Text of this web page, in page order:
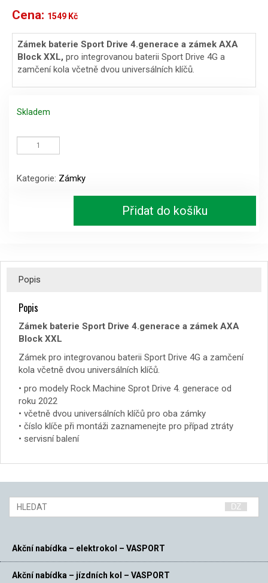
Cena: 1549 Kč
Zámek baterie Sport Drive 4.generace a zámek AXA
Block XXL, pro integrovanou baterii Sport Drive 4G a
zamčení kola včetně dvou universálních klíčů.
Skladem
baterie
Sport
4.generace
Kategorie: Zámky
Přidat do košíku
Popis
Popis
Zámek baterie Sport Drive 4.generace a zámek AXA
Block XXL
Zámek pro integrovanou baterii Sport Drive 4G a zamčení
kola včetně dvou universálních klíčů.
• pro modely Rock Machine Sprot Drive 4. generace od
roku 2022
• včetně dvou universálních klíčů pro oba zámky
• číslo klíče při montáži zaznamenejte pro případ ztráty
• servisní balení
Akční nabídka – elektrokol – VASPORT
Akční nabídka – jízdních kol – VASPORT